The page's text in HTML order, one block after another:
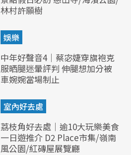
林村許願樹
娛樂
中年好聲音4｜蔡宓婕穿旗袍克
服晒腿迷暈評判 伸腿想加分被
車婉婉當場制止
室內好去處
荔枝角好去處｜逾10大玩樂美食
一日遊推介 D2 Place市集/嶺南
風公園/紅磚屋展覽廳